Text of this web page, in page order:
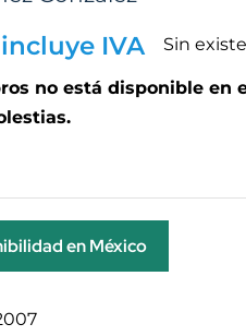
IVA Sin
no está disponible en
en México